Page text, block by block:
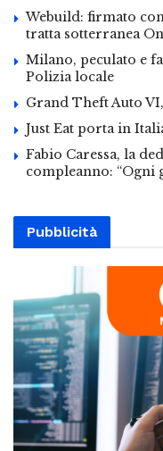
Webuild: firmato
tratta sotterranea
Milano, peculato e
Polizia locale
Grand Theft Auto
Just Eat porta in
Fabio Caressa, la
compleanno: “Ogni
Pubblicità